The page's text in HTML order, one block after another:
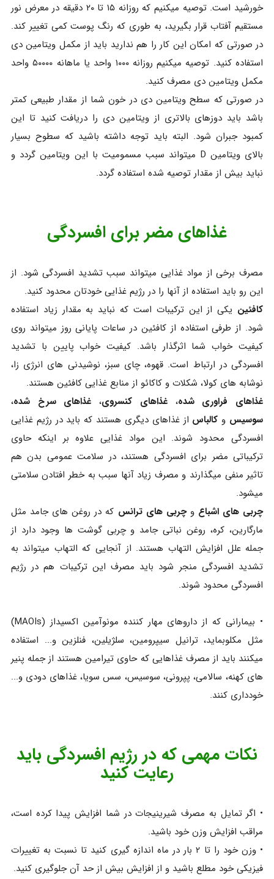
خورشید است. توصیه میکنیم که روزانه ۱۵ تا ۲۰ دقیقه در معرض نور
مستقیم آفتاب قرار بگیرید، به طوری که رنگ پوست کمی تغییر کند.
در صورتی که امکان این کار را هم ندارید باید از مکمل ویتامین دی
استفاده کنید. توصیه میکنیم روزانه ۱۰۰۰ واحد یا ماهانه ۵۰۰۰۰ واحد
مکمل ویتامین دی مصرف کنید.
در صورتی که سطح ویتامین دی در خون شما از مقدار طبیعی کمتر
باشد باید دوزهای بالاتری از ویتامین دی را دریافت کنید تا این
کمبود جبران شود. البته باید توجه داشته باشید که سطوح بسیار
بالای ویتامین D میتواند سبب مسمومیت با این ویتامین گردد و
نباید بیش از مقدار توصیه شده استفاده گردد.
غذاهای مضر برای افسردگی
مصرف برخی از مواد غذایی میتواند سبب تشدید افسردگی شود. از
این رو باید استفاده از آنها را در رژیم غذایی خودتان محدود کنید.
کافئین یکی از این ترکیبات است که نباید به مقدار زیاد استفاده
شود. از طرفی استفاده از کافئین در ساعات پایانی روز میتواند روی
کیفیت خواب شما اثرگذار باشد. کیفیت خواب پایین با تشدید
افسردگی در ارتباط است. قهوه، چای سبز، نوشیدنی های انرژی زا،
نوشابه های کولا، شکلات و کاکائو از منابع غذایی کافئین هستند.
غذاهای فراوری شده،غذاهای کنسروی، غذاهای سرخ شده،
سوسیس و کالباس از غذاهای دیگری هستند که باید در رژیم غذایی
افسردگی محدود شوند. این مواد غذایی علاوه بر اینکه حاوی
ترکیباتی مضر برای افسردگی هستند، در سلامت عمومی بدن هم
تاثیر منفی میگذارند و مصرف زیاد آنها سبب به خطر افتادن سلامتی
میشود.
چربی های اشباع وچربی های ترانس که در روغن های جامد مثل
مارگارین، کره، روغن نباتی جامد و چربی گوشت ها وجود دارد از
جمله علل افزایش التهاب هستند. از آنجایی که التهاب میتواند به
تشدید افسردگی منجر شود باید مصرف این ترکیبات هم در رژیم
افسردگی محدود شوند.
• بیمارانی که از داروهای مهار کننده مونوآمین اکسیداز (MAOIs)
مثل مکلوبماید، ترانیل سیپرومین، سلژیلین، فنلزین و... استفاده
میکنند باید از مصرف غذاهایی که حاوی تیرامین هستند از جمله پنیر
های کهنه، سالامی، پپرونی، سوسیس، سس سویا، غذاهای دودی و...
خودداری کنند.
نکات مهمی که در رژیم افسردگی باید
رعایت کنید
• اگر تمایل به مصرف شیرینیجات در شما افزایش پیدا کرده است،
مراقب افزایش وزن خود باشید.
• وزن خود را تا ۲ بار در ماه اندازه گیری کنید تا نسبت به تغییرات
فیزیکی خود مطلع باشید و از افزایش بیش از حد آن جلوگیری کنید.